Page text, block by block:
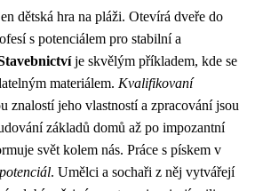
dětská hra na pláži. Otevírá dveře do
s potenciálem pro stabilní a
je skvělým příkladem, kde se
materiálem. Kvalifikovaní
znalostí jeho vlastností a zpracování jsou
základů domů až po impozantní
svět kolem nás. Práce s pískem v
. Umělci a sochaři z něj vytvářejí